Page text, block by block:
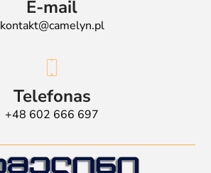
E-mail
kontakt@camelyn.pl
Telefonas
+48 602 666 697